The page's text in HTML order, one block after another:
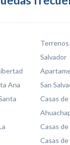
Ana
Terrenos
Salvador
San
Casas
Casas
Casas